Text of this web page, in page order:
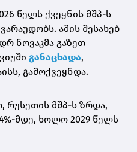
წელს ქვეყნის მშპ-ს
ამის შესახებ
ნოვაკმა გაზეთ
განაცხადა,
გამოქვეყნდა.
რუსეთის მშპ-ს ზრდა,
მდე, ხოლო 2029 წელს